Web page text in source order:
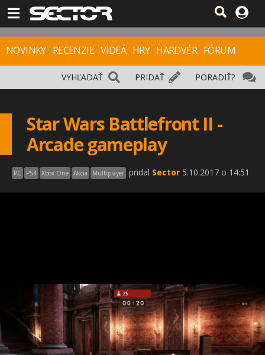
NOVINKY RECENZIE VIDEÁ HRY HARDVÉR FÓRUM
PORADIŤ?
PRIDAŤ
VYHĽADAŤ
Star Wars Battlefront II -
Arcade gameplay
PC PS4 Xbox One Akcia Multiplayer pridal Sector 5.10.2017 o 14:51